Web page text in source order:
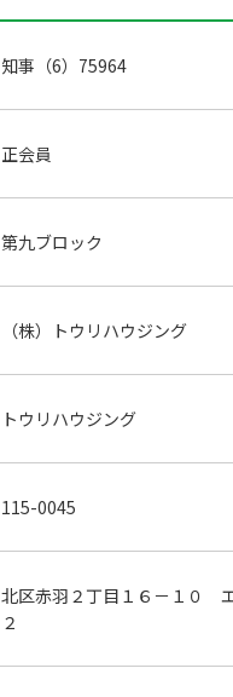
知事（6）75964
正会員
第九ブロック
（株）トウリハウジング
トウリハウジング
115-0045
北区赤羽２丁目１６－１０
２